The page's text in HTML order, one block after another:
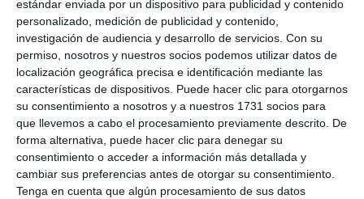
estándar enviada por un dispositivo para publicidad y contenido
personalizado, medición de publicidad y contenido,
investigación de audiencia y desarrollo de servicios. Con su
permiso, nosotros y nuestros socios podemos utilizar datos de
localización geográfica precisa e identificación mediante las
características de dispositivos. Puede hacer clic para otorgarnos
su consentimiento a nosotros y a nuestros 1731 socios para
que llevemos a cabo el procesamiento previamente descrito. De
forma alternativa, puede hacer clic para denegar su
consentimiento o acceder a información más detallada y
cambiar sus preferencias antes de otorgar su consentimiento.
Tenga en cuenta que algún procesamiento de sus datos